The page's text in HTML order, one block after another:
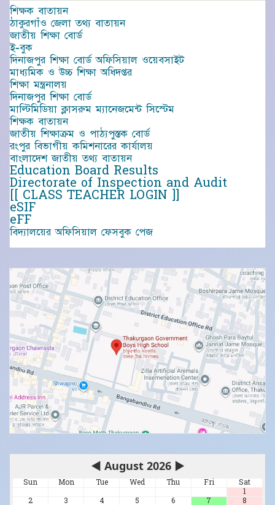
শিক্ষক বাতায়ন
ঠাকুরগাঁও জেলা তথ্য বাতায়ন
জাতীয় শিক্ষা বোর্ড
ই-বুক
দিনাজপুর শিক্ষা বোর্ড অফিসিয়াল ওয়েবসাইট
মাধ্যমিক ও উচ্চ শিক্ষা অধিদপ্তর
শিক্ষা মন্ত্রনালয়
দিনাজপুর শিক্ষা বোর্ড
মাল্টিমিডিয়া ক্লাসরুম ম্যানেজমেন্ট সিস্টেম
শিক্ষক বাতায়ন
জাতীয় শিক্ষাক্রম ও পাঠ্যপুস্তক বোর্ড
রংপুর বিভাগীয় কমিশনারের কার্যালয়
বাংলাদেশ জাতীয় তথ্য বাতায়ন
Education Board Results
Directorate of Inspection and Audit
[[ CLASS TEACHER LOGIN ]]
eSIF
eFF
বিদ্যালয়ের অফিসিয়াল ফেসবুক পেজ
◀ August 2026 ▶
Sun Mon Tue Wed Thu Fri
Sat
1
2
3 4 5 6 7
8